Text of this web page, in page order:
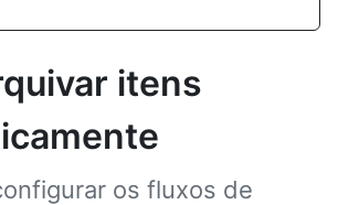
itens
os fluxos de